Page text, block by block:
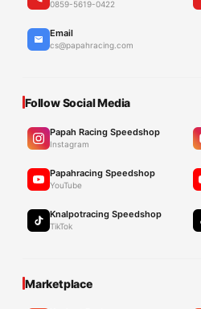
0859-5619-0422
Email
cs@papahracing.com
Follow Social Media
Papah Racing Speedshop
Instagram
Papahracing Speedshop
YouTube
Knalpotracing Speedshop
TikTok
Marketplace